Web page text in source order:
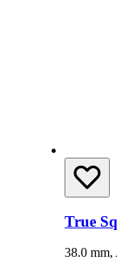
True
38.0 mm,